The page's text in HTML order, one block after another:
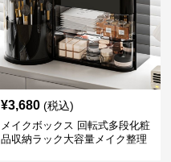
¥3,680 (税込)
メイクボックス 回転式多段化粧
品収納ラック大容量メイク整理